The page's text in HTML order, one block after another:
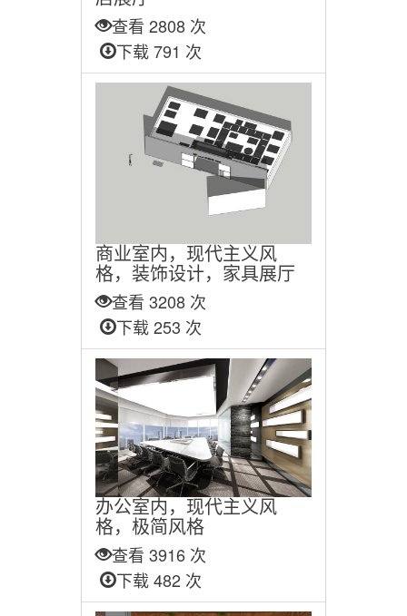
查看 2808 次
下载 791 次
商业室内，现代主义风
格，装饰设计，家具展厅
查看 3208 次
下载 253 次
办公室内，现代主义风
格，极简风格
查看 3916 次
下载 482 次